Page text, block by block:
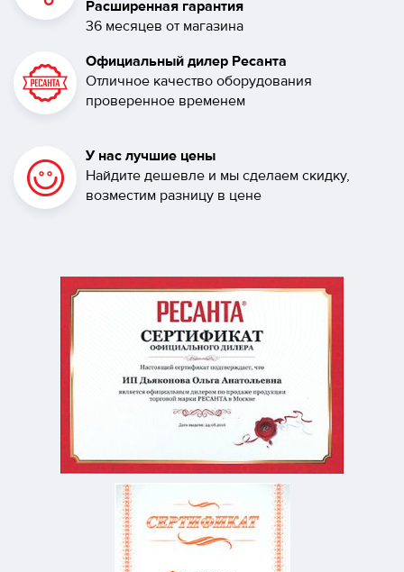
Расширенная гарантия
36 месяцев от магазина
Официальный дилер Ресанта
Отличное качество оборудования
проверенное временем
У нас лучшие цены
Найдите дешевле и мы сделаем скидку,
возместим разницу в цене